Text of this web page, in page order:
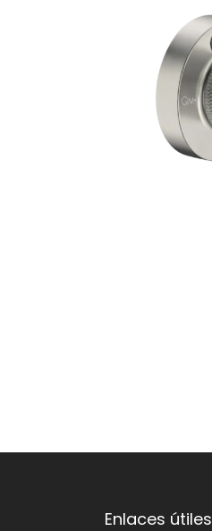
Enlaces útiles